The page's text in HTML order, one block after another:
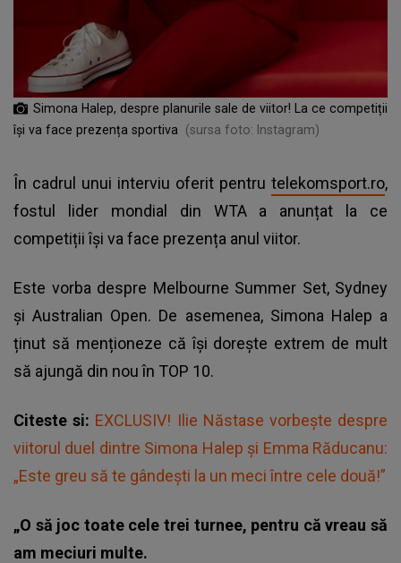
Simona Halep, despre planurile sale de viitor! La ce competiții
își va face prezența sportiva
(sursa foto: Instagram)
În cadrul unui interviu oferit pentru telekomsport.ro,
fostul lider mondial din WTA a anunțat la ce
competiții își va face prezența anul viitor.
Este vorba despre Melbourne Summer Set, Sydney
şi Australian Open. De asemenea, Simona Halep a
ținut să menționeze că își dorește extrem de mult
să ajungă din nou în TOP 10.
Citeste si: EXCLUSIV! Ilie Năstase vorbește despre
viitorul duel dintre Simona Halep și Emma Răducanu:
„Este greu să te gândești la un meci între cele două!”
„O să joc toate cele trei turnee, pentru că vreau să
am meciuri multe.